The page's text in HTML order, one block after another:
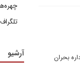
بحران
آرشیو